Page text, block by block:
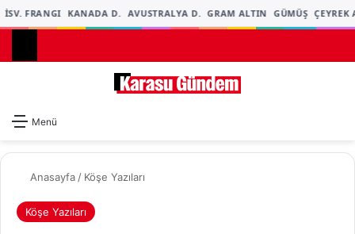
FRANGI KANADA D. AVUSTRALYA D. GRAM ALTIN GÜMÜŞ ÇEYREK
Menü
Anasayfa / Köşe Yazıları
Köşe Yazıları